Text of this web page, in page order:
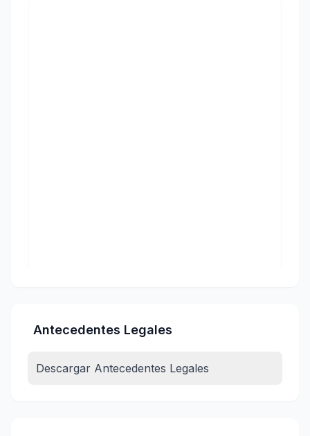
Antecedentes Legales
Descargar Antecedentes Legales